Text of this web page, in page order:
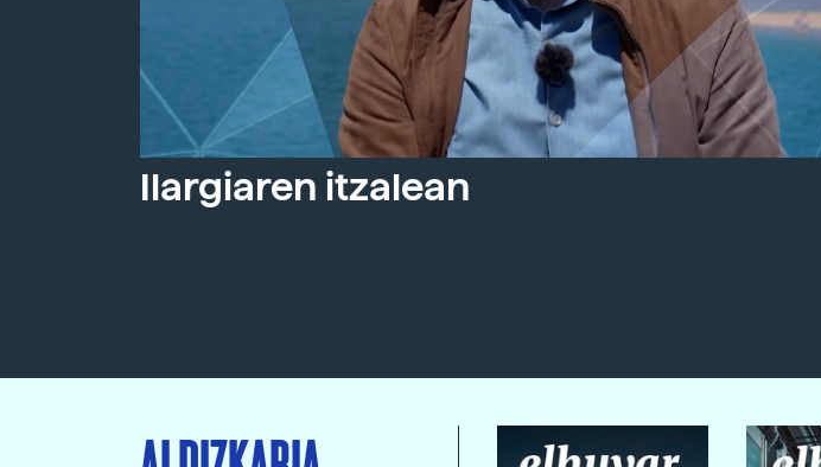
Ilargiaren itzalean